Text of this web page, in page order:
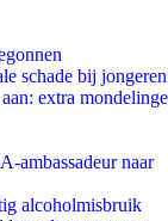
schade bij jongeren
extra mondelinge
ambassadeur naar
alcoholmisbruik